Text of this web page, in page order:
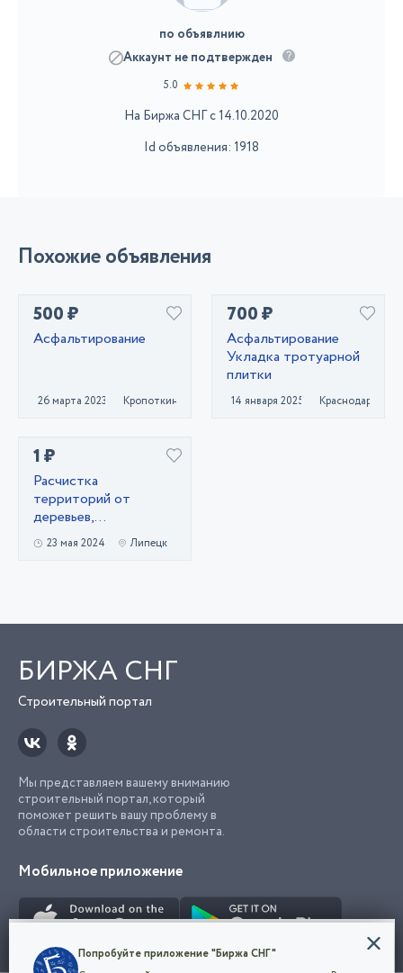
по объявлнию
Аккаунт не подтвержден
5.0
На Биржа СНГ с 14.10.2020
Id объявления: 1918
Похожие объявления
500 ₽
Асфальтирование
26 марта 2023 Кропоткин
700 ₽
Асфальтирование
Укладка тротуарной
плитки
14 января 2025 Краснодар
1 ₽
Расчистка
территорий от
деревьев,
кустарников и корней
23 мая 2024 Липецк
БИРЖА СНГ
Строительный портал
Мы представляем вашему вниманию
строительный портал, который
поможет решить вашу проблему в
области строительства и ремонта.
Мобильное приложение
Конфиденциальность
Попробуйте приложение "Биржа СНГ"